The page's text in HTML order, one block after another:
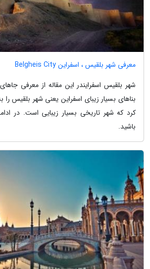
معرفی شهر بلقیس ، اسفراین Belgheis City
شهر بلقیس اسفرایندر این مقاله از معرفی
بناهای بسیار زیبای اسفراین یعنی شهر بلقیس
کرد که شهر تاریخی بسیار زیبایی است. در
باشید.